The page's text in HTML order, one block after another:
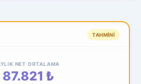
TAHMINI
NET ORTALAMA
87.821 ₺